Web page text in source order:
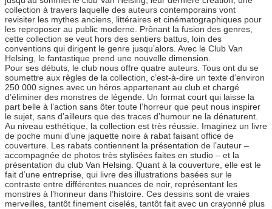
collection à travers laquelle des auteurs contemporains vont
revisiter les mythes anciens, littéraires et cinématographiques pour
les reproposer au public moderne. Prônant la fusion des genres,
cette collection se veut hors des sentiers battus, loin des
conventions qui dirigent le genre jusqu’alors. Avec le Club Van
Helsing, le fantastique prend une nouvelle dimension.
Pour ses débuts, le club nous offre quatre auteurs. Tous ont du se
soumettre aux règles de la collection, c’est-à-dire un texte d’environ
250 000 signes avec un héros appartenant au club et chargé
d’éliminer des monstres de légende. Un format court qui laisse la
part belle à l’action sans ôter toute l’horreur que peut nous inspirer
le sujet, sans d’ailleurs que des traces d’humour ne la dénaturent.
Au niveau esthétique, la collection est très réussie. Imaginez un livre
de poche muni d’une jaquette noire à rabat faisant office de
couverture. Les rabats contiennent la présentation de l’auteur –
accompagnée de photos très stylisées faites en studio – et la
présentation du club Van Helsing. Quant à la couverture, elle est le
fait d’une entreprise, qui livre des illustrations basées sur le
contraste entre différentes nuances de noir, représentant les
monstres à l’honneur dans l’histoire. Ces dessins sont de vraies
merveilles, tantôt finement ciselés, tantôt fait avec un crayonné plus